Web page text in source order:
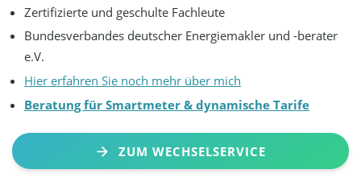
Zertifizierte und geschulte Fachleute
Bundesverbandes deutscher Energiemakler und -berater
e.V.
Hier erfahren Sie noch mehr über mich
Beratung für Smartmeter & dynamische Tarife
ZUM WECHSELSERVICE